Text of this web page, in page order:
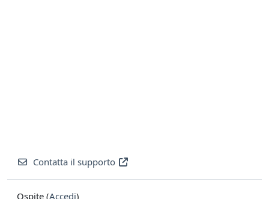
Contatta il supporto
Ospite (Accedi)